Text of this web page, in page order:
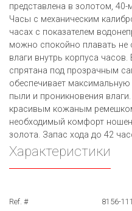
представлена в золотом,
Часы с механическим
часах с показателем
можно спокойно плавать не
влаги внутрь корпуса
спрятана под прозрачным
обеспечивает
пыли и проникновения
красивым кожаным
необходимый комфорт
золота. Запас хода до 42
Характеристики
Ref. # 8156-